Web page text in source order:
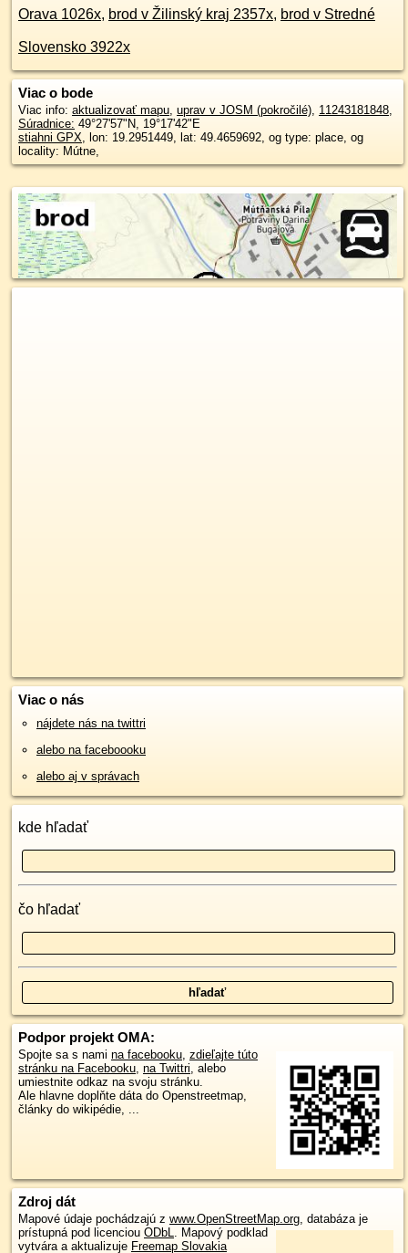
Orava 1026x, brod v Žilinský kraj 2357x, brod v Stredné
Slovensko 3922x
Viac o bode
Viac info: aktualizovať mapu, uprav v JOSM (pokročilé), 11243181848,
Súradnice: 49°27'57"N, 19°17'42"E
stiahni GPX, lon: 19.2951449, lat: 49.4659692, og type: place, og
locality: Mútne,
Viac o nás
nájdete nás na twittri
alebo na faceboooku
alebo aj v správach
kde hľadať
čo hľadať
Podpor projekt OMA:
Spojte sa s nami na facebooku, zdieľajte túto
stránku na Facebooku, na Twittri, alebo
umiestnite odkaz na svoju stránku.
Ale hlavne doplňte dáta do Openstreetmap,
články do wikipédie, ...
Zdroj dát
Mapové údaje pochádzajú z www.OpenStreetMap.org, databáza je
prístupná pod licenciou ODbL. Mapový podklad
vytvára a aktualizuje Freemap Slovakia